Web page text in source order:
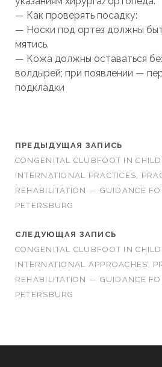
— Как проверять посадку:
— Носки под ортез должны
мятись.
— Кожа должны оставаться
волдырей; при появлении —
подкладки
ПРЕДЫДУЩАЯ ЗАПИСЬ
CONGENITAL CLUBFOOT IN
INTERNATIONAL PRACTICES,
REHABILITATION — GUIDANCE
PETERSBURG
СЛЕДУЮЩАЯ ЗАПИСЬ
CONGENITAL CLUBFOOT IN
INTERNATIONAL APPROACHES,
REHABILITATION — GUIDANCE
PETERSBURG